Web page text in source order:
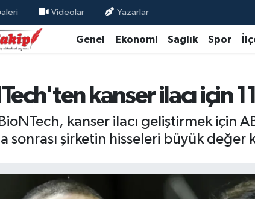
Videolar Yazarlar
Genel Ekonomi Sağlık Spor
kanser ilacı için
kanser ilacı geliştirmek için
sonrası şirketin hisseleri büyük değer